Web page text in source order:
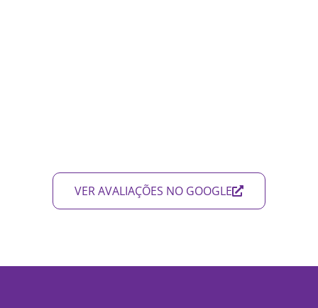
VER AVALIAÇÕES NO GOOGLE